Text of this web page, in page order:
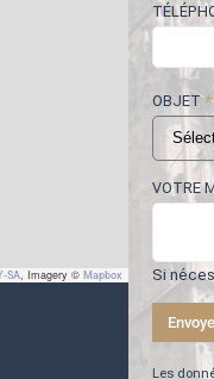
SA, Imagery © Mapbox
OBJET *
VOTRE
Si
Les